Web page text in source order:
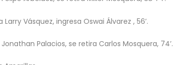
Larry Vásquez, ingresa Oswai Álvarez , 56’.
Palacios, se retira Carlos Mosquera, 74’.